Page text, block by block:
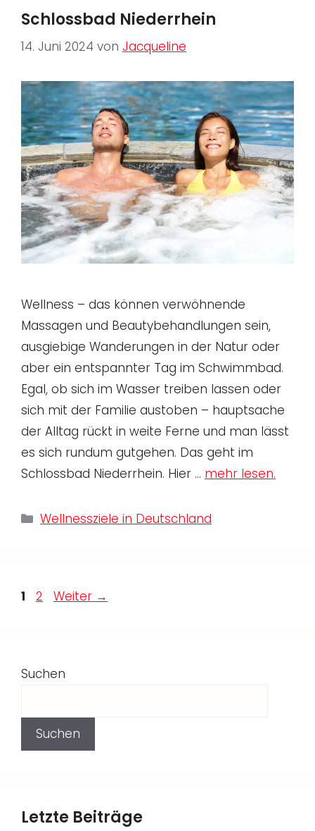
Schlossbad Niederrhein
14. Juni 2024 von Jacqueline
Wellness – das können verwöhnende
Massagen und Beautybehandlungen sein,
ausgiebige Wanderungen in der Natur oder
aber ein entspannter Tag im Schwimmbad.
Egal, ob sich im Wasser treiben lassen oder
sich mit der Familie austoben – hauptsache
der Alltag rückt in weite Ferne und man lässt
es sich rundum gutgehen. Das geht im
Schlossbad Niederrhein. Hier … mehr lesen.
Kategorien
Wellnessziele in Deutschland
Seite
1 Seite
2 Weiter →
Suchen
Suchen
Letzte Beiträge